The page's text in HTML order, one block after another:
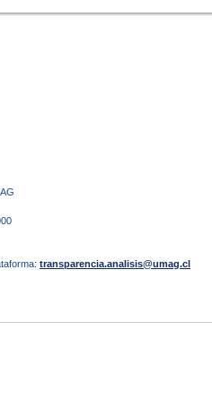
transparencia.analisis@umag.cl